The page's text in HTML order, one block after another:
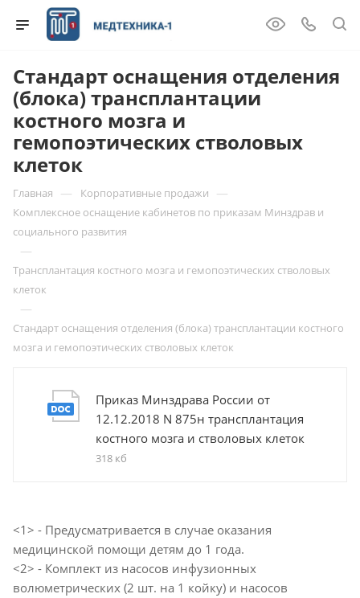
Стандарт оснащения отделения
(блока) трансплантации
костного мозга и
гемопоэтических стволовых
клеток
Главная — Корпоративные продажи —
Комплексное оснащение кабинетов по приказам Минздрав и
социального развития
—
Трансплантация костного мозга и гемопоэтических стволовых
клеток
—
Стандарт оснащения отделения (блока) трансплантации костного
мозга и гемопоэтических стволовых клеток
Приказ Минздрава России от
12.12.2018 N 875н трансплантация
костного мозга и стволовых клеток
318 кб
<1> - Предусматривается в случае оказания
медицинской помощи детям до 1 года.
<2> - Комплект из насосов инфузионных
волюметрических (2 шт. на 1 койку) и насосов